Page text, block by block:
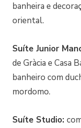
banheira e
oriental.
Suíte Junior
de Gràcia e Casa
banheiro com
mordomo.
Suíte Studio: